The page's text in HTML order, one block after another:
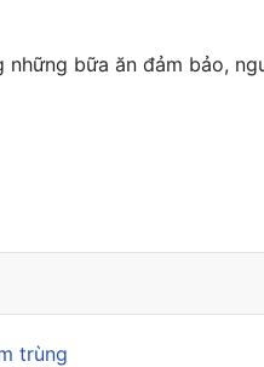
những bữa ăn đảm bảo,
trùng